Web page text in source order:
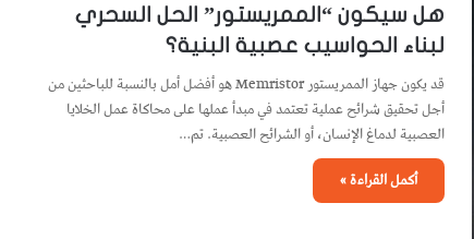
هل سيكون “الممريستور” الحل السحري
لبناء الحواسيب عصبية البنية؟
قد يكون جهاز الممريستور Memristor هو أفضل أمل بالنسبة للباحثين من
أجل تحقيق شرائح عملية تعتمد في مبدأ عملها على محاكاة عمل الخلايا
العصبية لدماغ الإنسان، أو الشرائح العصبية. تم…
أكمل القراءة »